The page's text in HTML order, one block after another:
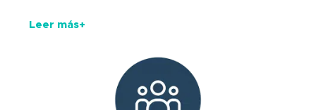
Leer más+